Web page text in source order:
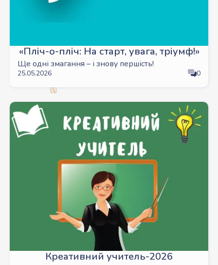
«Пліч-о-пліч: На старт, увага, тріумф!»
Ще одні змагання – і знову першість!
25.05.2026 0
Креативний учитель-2026